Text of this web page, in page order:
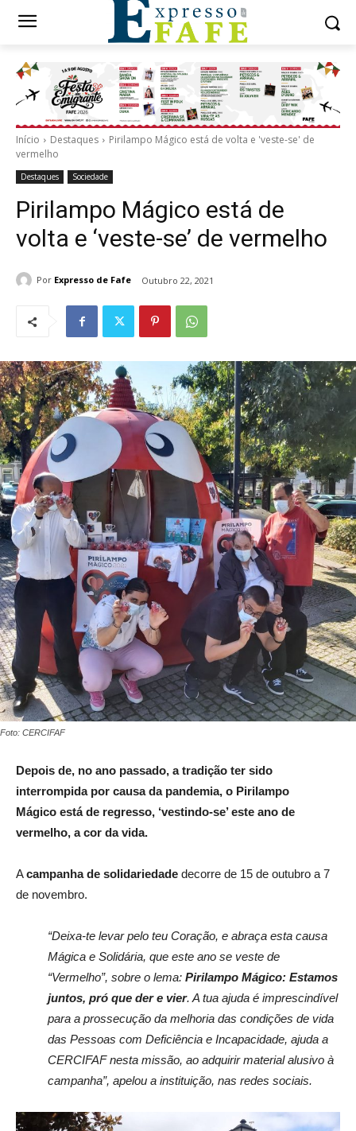
Início Destaques
Pirilampo Mágico está de volta e 'veste-se' de
vermelho
Destaques Sociedade
Pirilampo Mágico está de
volta e ‘veste-se’ de vermelho
Por Expresso de Fafe Outubro 22, 2021
Foto: CERCIFAF
Depois de, no ano passado, a tradição ter sido
interrompida por causa da pandemia, o Pirilampo
Mágico está de regresso, ‘vestindo-se’ este ano de
vermelho, a cor da vida.
Acampanha de solidariedade decorre de 15 de outubro a 7
de novembro.
“Deixa-te levar pelo teu Coração, e abraça esta causa
Mágica e Solidária, que este ano se veste de
“Vermelho”, sobre o lema: Pirilampo Mágico: Estamos
juntos, pró que der e vier. A tua ajuda é imprescindível
para a prossecução da melhoria das condições de vida
das Pessoas com Deficiência e Incapacidade, ajuda a
CERCIFAF nesta missão, ao adquirir material alusivo à
campanha”, apelou a instituição, nas redes sociais.